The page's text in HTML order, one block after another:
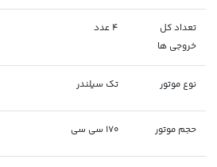
تعداد کل
خروجی ها
4 عدد
نوع موتور تک سیلندر
حجم موتور 170 سی سی